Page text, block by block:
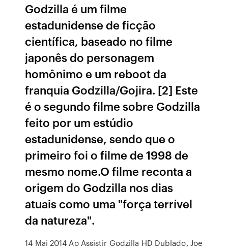
Godzilla é um filme
estadunidense de ficção
científica, baseado no filme
japonês do personagem
homônimo e um reboot da
franquia Godzilla/Gojira. [2] Este
é o segundo filme sobre Godzilla
feito por um estúdio
estadunidense, sendo que o
primeiro foi o filme de 1998 de
mesmo nome.O filme reconta a
origem do Godzilla nos dias
atuais como uma "força terrível
da natureza".
14 Mai 2014 Ao Assistir Godzilla HD Dublado, Joe